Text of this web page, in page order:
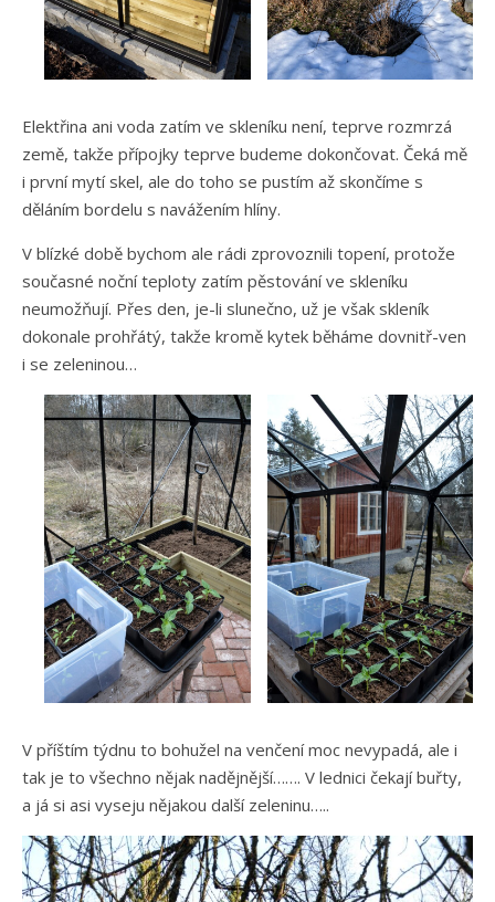
Elektřina ani voda zatím ve skleníku není, teprve rozmrzá
země, takže přípojky teprve budeme dokončovat. Čeká mě
i první mytí skel, ale do toho se pustím až skončíme s
děláním bordelu s navážením hlíny.
V blízké době bychom ale rádi zprovoznili topení, protože
současné noční teploty zatím pěstování ve skleníku
neumožňují. Přes den, je-li slunečno, už je však skleník
dokonale prohřátý, takže kromě kytek běháme dovnitř-ven
i se zeleninou…
V příštím týdnu to bohužel na venčení moc nevypadá, ale i
tak je to všechno nějak nadějnější……. V lednici čekají buřty,
a já si asi vyseju nějakou další zeleninu…..